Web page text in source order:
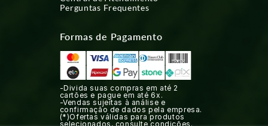
Perguntas Frequentes
Formas de Pagamento
-Divida suas compras em até 2
cartões e pague em até 6x.
-Vendas sujeitas à análise e
confirmação de dados pela empresa.
(*)Ofertas válidas para produtos
selecionados, consulte condições.